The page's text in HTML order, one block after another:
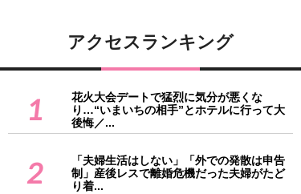
アクセスランキング
1
花火大会デートで猛烈に気分が悪くな
り…“いまいちの相手”とホテルに行って大
後悔／...
2
「夫婦生活はしない」「外での発散は申告
制」産後レスで離婚危機だった夫婦がたど
り着...